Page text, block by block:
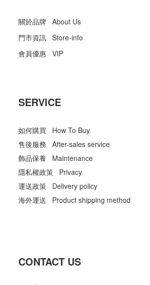
關於品牌 About Us
門市資訊 Store-info
會員優惠 VIP
SERVICE
如何購買 How To Buy
售後服務 After-sales service
飾品保養 Maintenance
隱私權政策 Privacy
運送政策 Delivery policy
海外運送 Product shipping method
CONTACT US